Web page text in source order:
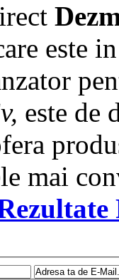
este
este de
mai